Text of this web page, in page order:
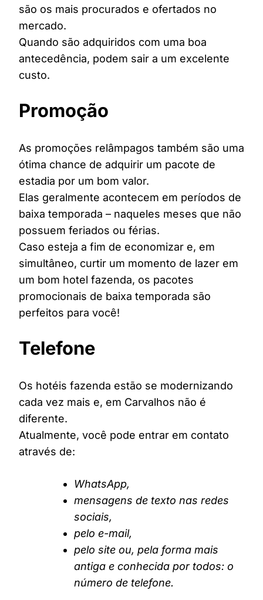
são os mais procurados e ofertados no
mercado.
Quando são adquiridos com uma boa
antecedência, podem sair a um excelente
custo.
Promoção
As promoções relâmpagos também são uma
ótima chance de adquirir um pacote de
estadia por um bom valor.
Elas geralmente acontecem em períodos de
baixa temporada – naqueles meses que não
possuem feriados ou férias.
Caso esteja a fim de economizar e, em
simultâneo, curtir um momento de lazer em
um bom hotel fazenda, os pacotes
promocionais de baixa temporada são
perfeitos para você!
Telefone
Os hotéis fazenda estão se modernizando
cada vez mais e, em Carvalhos não é
diferente.
Atualmente, você pode entrar em contato
através de:
WhatsApp,
mensagens de texto nas redes
sociais,
pelo e-mail,
pelo site ou, pela forma mais
antiga e conhecida por todos: o
número de telefone.